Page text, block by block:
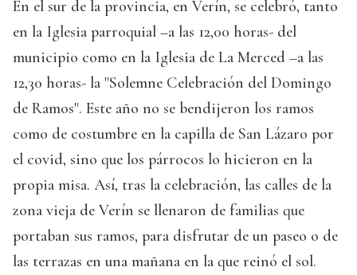
En el sur de la provincia, en Verín, se celebró, tanto
en la Iglesia parroquial –a las 12,00 horas- del
municipio como en la Iglesia de La Merced –a las
12,30 horas- la "Solemne Celebración del Domingo
de Ramos". Este año no se bendijeron los ramos
como de costumbre en la capilla de San Lázaro por
el covid, sino que los párrocos lo hicieron en la
propia misa. Así, tras la celebración, las calles de la
zona vieja de Verín se llenaron de familias que
portaban sus ramos, para disfrutar de un paseo o de
las terrazas en una mañana en la que reinó el sol.